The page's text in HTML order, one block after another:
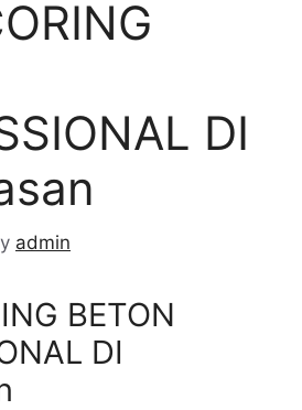
DI
admin
BETON
DI